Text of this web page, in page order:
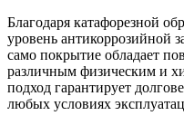
Благодаря катафорезной
уровень антикоррозийной
само покрытие обладает
различным физическим и
подход гарантирует
любых условиях